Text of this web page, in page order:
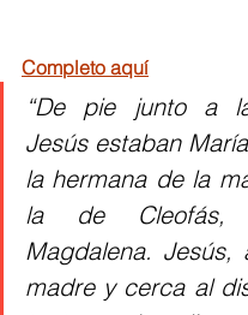
Completo aquí
“De pie junto a
Jesús estaban
la hermana de la
la de
Magdalena.
madre y cerca al